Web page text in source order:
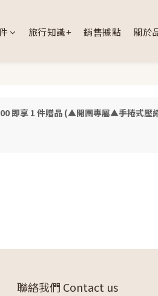
旅行知識+ 銷售據點 關於
即享 1 件贈品 (▲開團專屬▲手捲式壓
聯絡我們 Contact us